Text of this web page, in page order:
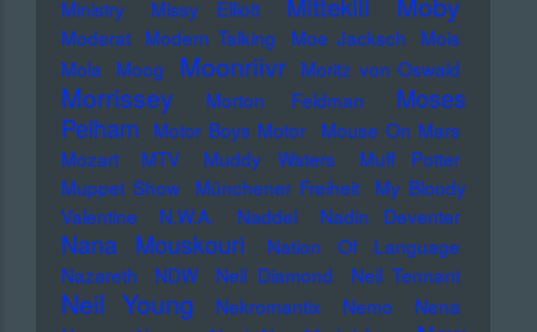
Ministry Missy Elliott Mittekill
Moderat Modern Talking Moe Jacksch
Mois
Mola
Moog Moonriivr Moritz von Oswald
Morrissey Morton Feldman
Moses
Pelham
Motor Boys Motor
Mouse On Mars
Mozart
MTV Muddy Waters
Muff Potter
Muppet Show
Münchener Freiheit
My Bloody
Valentine
N.W.A. Naddel Nadin Deventer
Nana Mouskouri
Nation Of Language
Nazareth
NDW Neil Diamond Neil Tennant
Neil Young Nekromantix Nemo
Nena